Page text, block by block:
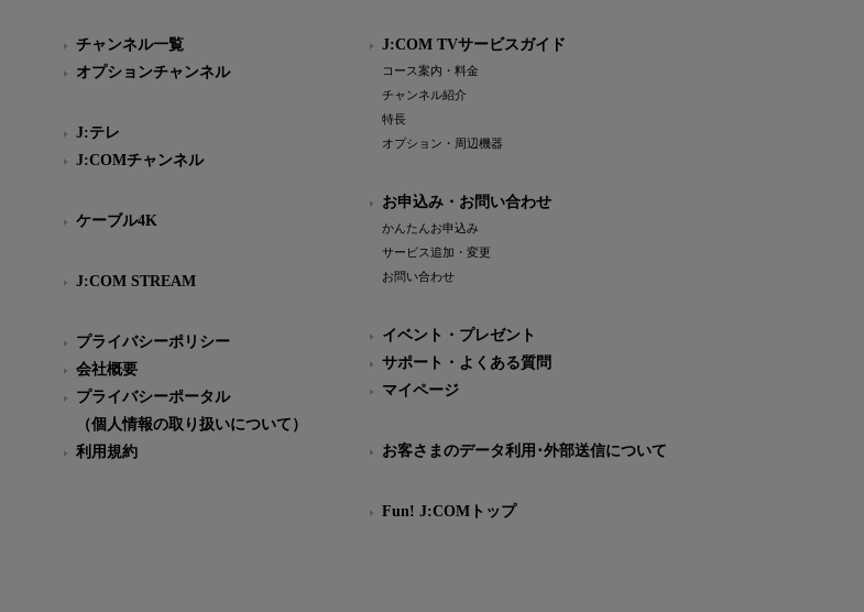
チャンネル一覧
オプションチャンネル
J:テレ
J:COMチャンネル
ケーブル4K
J:COM STREAM
プライバシーポリシー
会社概要
プライバシーポータル
（個人情報の取り扱いについて）
利用規約
J:COM TVサービスガイド
コース案内・料金
チャンネル紹介
特長
オプション・周辺機器
お申込み・お問い合わせ
かんたんお申込み
サービス追加・変更
お問い合わせ
イベント・プレゼント
サポート・よくある質問
マイページ
お客さまのデータ利用･外部送信について
Fun! J:COMトップ